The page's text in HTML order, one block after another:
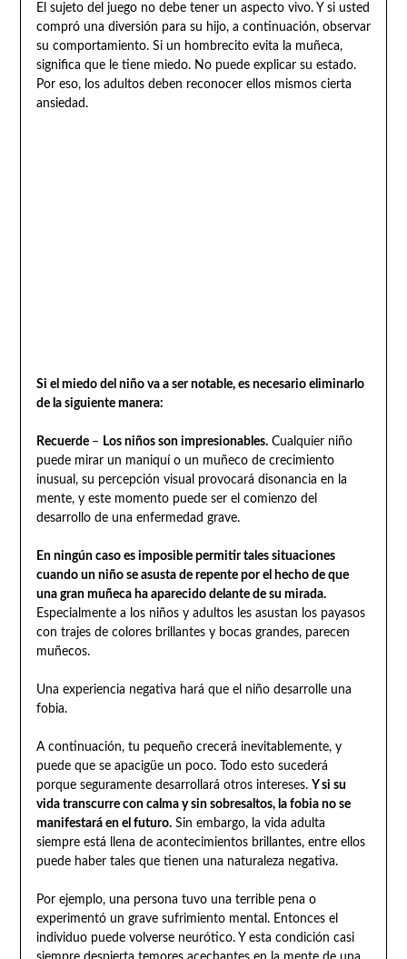
El sujeto del juego no debe tener un aspecto vivo. Y si usted
compró una diversión para su hijo, a continuación, observar
su comportamiento. Si un hombrecito evita la muñeca,
significa que le tiene miedo. No puede explicar su estado.
Por eso, los adultos deben reconocer ellos mismos cierta
ansiedad.
Si el miedo del niño va a ser notable, es necesario eliminarlo
de la siguiente manera:
Recuerde – Los niños son impresionables.Cualquier niño
puede mirar un maniquí o un muñeco de crecimiento
inusual, su percepción visual provocará disonancia en la
mente, y este momento puede ser el comienzo del
desarrollo de una enfermedad grave.
En ningún caso es imposible permitir tales situaciones
cuando un niño se asusta de repente por el hecho de que
una gran muñeca ha aparecido delante de su mirada.
Especialmente a los niños y adultos les asustan los payasos
con trajes de colores brillantes y bocas grandes, parecen
muñecos.
Una experiencia negativa hará que el niño desarrolle una
fobia.
A continuación, tu pequeño crecerá inevitablemente, y
puede que se apacigüe un poco. Todo esto sucederá
porque seguramente desarrollará otros intereses. Y si su
vida transcurre con calma y sin sobresaltos, la fobia no se
manifestará en el futuro.Sin embargo, la vida adulta
siempre está llena de acontecimientos brillantes, entre ellos
puede haber tales que tienen una naturaleza negativa.
Por ejemplo, una persona tuvo una terrible pena o
experimentó un grave sufrimiento mental. Entonces el
individuo puede volverse neurótico. Y esta condición casi